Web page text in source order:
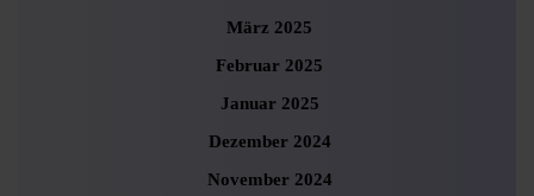
März 2025
Februar 2025
Januar 2025
Dezember 2024
November 2024